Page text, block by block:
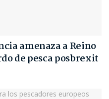
amenaza a Reino
de pesca posbrexit